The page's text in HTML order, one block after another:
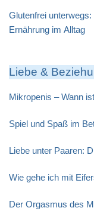
Glutenfrei
Ernährung im Alltag
Liebe &
Mikropenis – Wann
Spiel und Spaß im
Liebe unter Paaren:
Wie gehe ich mit
Der Orgasmus des